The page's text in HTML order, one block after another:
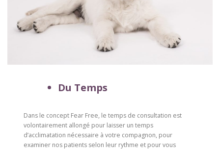
Du Temps
Dans le concept Fear Free, le temps de consultation est
volontairement allongé pour laisser un temps
d’acclimatation nécessaire à votre compagnon, pour
examiner nos patients selon leur rythme et pour vous